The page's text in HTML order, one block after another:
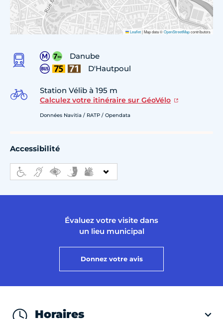
Leaflet|Map data ©OpenStreetMapcontributors
Danube
D'Hautpoul
Station Vélib à 195 m
Calculez votre itinéraire sur GéoVélo
Données Navitia / RATP / Opendata
Accessibilité
Évaluez votre visite dans
un lieu municipal
Donnez votre avis
Horaires